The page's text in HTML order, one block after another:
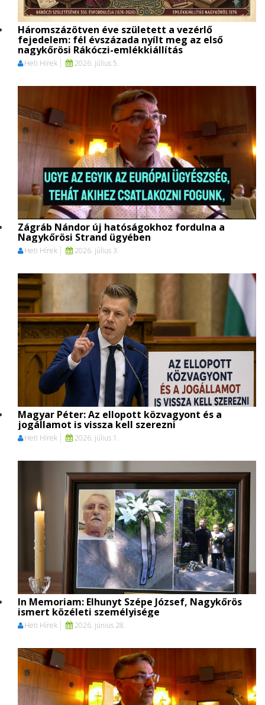
Háromszázötven éve született a vezérlő
fejedelem: fél évszázada nyílt meg az első
nagykőrösi Rákóczi-emlékkiállítás
Heti Hírek 2026. július 5.
Zágráb Nándor új hatóságokhoz fordulna a
Nagykőrösi Strand ügyében
Heti Hírek 2026. július 3.
Magyar Péter: Az ellopott közvagyont és a
jogállamot is vissza kell szerezni
Heti Hírek 2026. július 1.
In Memoriam: Elhunyt Szépe József, Nagykőrös
ismert közéleti személyisége
Heti Hírek 2026. június 28.